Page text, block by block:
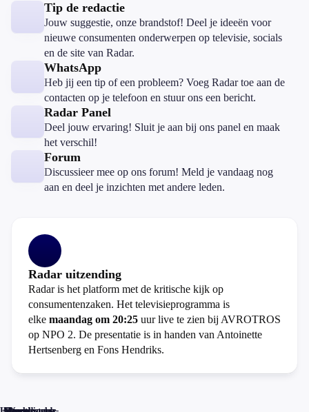
Tip de redactie
Jouw suggestie, onze brandstof! Deel je ideeën voor
nieuwe consumenten onderwerpen op televisie, socials
en de site van Radar.
WhatsApp
Heb jij een tip of een probleem? Voeg Radar toe aan de
contacten op je telefoon en stuur ons een bericht.
Radar Panel
Deel jouw ervaring! Sluit je aan bij ons panel en maak
het verschil!
Forum
Discussieer mee op ons forum! Meld je vandaag nog
aan en deel je inzichten met andere leden.
Radar uitzending
Radar is het platform met de kritische kijk op
consumentenzaken. Het televisieprogramma is
elke maandag om 20:25 uur live te zien bij AVROTROS
op NPO 2. De presentatie is in handen van Antoinette
Hertsenberg en Fons Hendriks.